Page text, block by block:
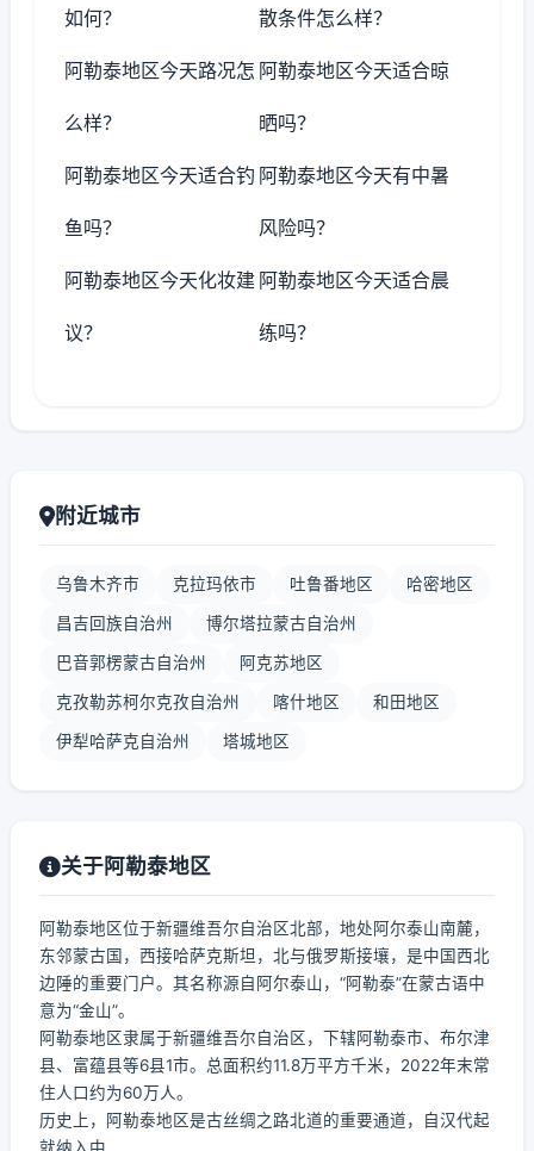
如何？ 散条件怎么样？
阿勒泰地区今天路况怎
么样？
阿勒泰地区今天适合晾
晒吗？
阿勒泰地区今天适合钓
鱼吗？
阿勒泰地区今天有中暑
风险吗？
阿勒泰地区今天化妆建
议？
阿勒泰地区今天适合晨
练吗？
附近城市
乌鲁木齐市 克拉玛依市 吐鲁番地区 哈密地区
昌吉回族自治州 博尔塔拉蒙古自治州
巴音郭楞蒙古自治州 阿克苏地区
克孜勒苏柯尔克孜自治州 喀什地区 和田地区
伊犁哈萨克自治州 塔城地区
关于阿勒泰地区
阿勒泰地区位于新疆维吾尔自治区北部，地处阿尔泰山南麓，
东邻蒙古国，西接哈萨克斯坦，北与俄罗斯接壤，是中国西北
边陲的重要门户。其名称源自阿尔泰山，“阿勒泰”在蒙古语中
意为“金山”。
阿勒泰地区隶属于新疆维吾尔自治区，下辖阿勒泰市、布尔津
县、富蕴县等6县1市。总面积约11.8万平方千米，2022年末常
住人口约为60万人。
历史上，阿勒泰地区是古丝绸之路北道的重要通道，自汉代起